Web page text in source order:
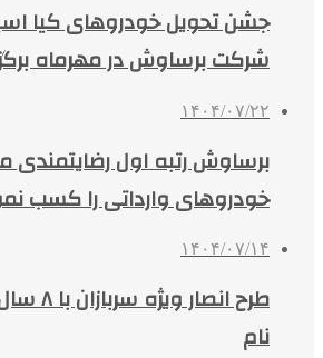
جشن تحویل خودروهای کیا
شرکت برساوش در مهرماه
۱۴۰۴/۰۷/۲۲
برساوش رتبه اول رضایتمندی
خودروهای وارداتی را کسب
۱۴۰۴/۰۷/۱۴
طرح
نام